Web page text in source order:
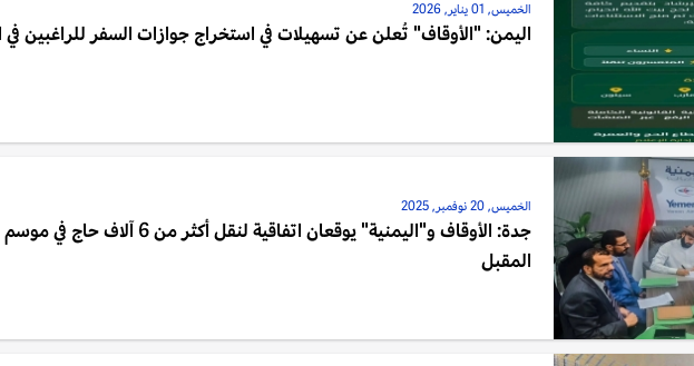
الخميس, 01 يناير, 2026
اليمن: "الأوقاف" تُعلن عن تسهيلات في استخراج جوازات السفر للراغبين في
الخميس, 20 نوفمبر, 2025
جدة: الأوقاف و"اليمنية" يوقعان اتفاقية لنقل أكثر من 6
المقبل